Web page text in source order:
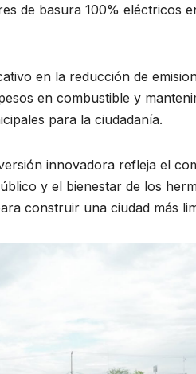
de basura 100% eléctricos
en la reducción de
en combustible y
para la ciudadanía.
innovadora refleja el
y el bienestar de los
construir una ciudad más